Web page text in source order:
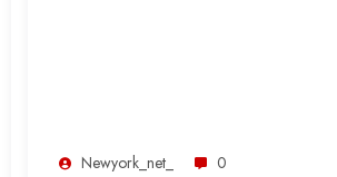
Newyork_net_ 0